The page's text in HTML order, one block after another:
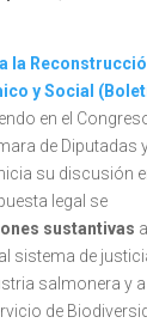
la
y Social
en el
de Diputadas
su discusión
legal se
sustantivas
sistema de
salmonera y a
de